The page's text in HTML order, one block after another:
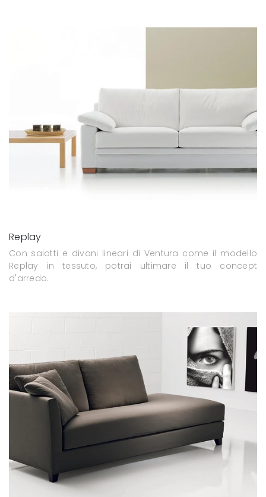
Replay
Con salotti e divani lineari di Ventura come il modello
Replay in tessuto, potrai ultimare il tuo concept
d'arredo.